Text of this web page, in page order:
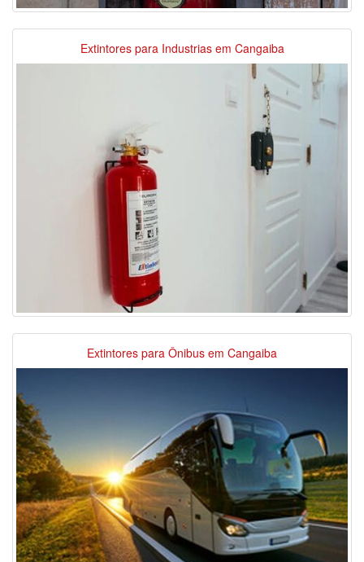
Extintores para Industrias em Cangaiba
Extintores para Ônibus em Cangaiba